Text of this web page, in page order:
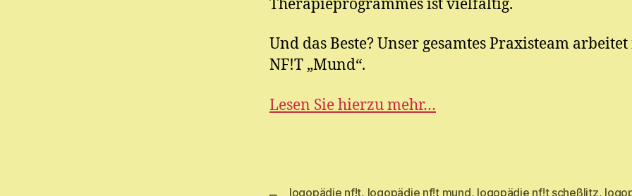
Therapieprogrammes ist vielfältig.
Und das Beste? Unser gesamtes Praxisteam
NF!T „Mund“.
Lesen Sie hierzu mehr…
logopädie nf!t, logopädie nf!t mund, logopädie nf!t scheßlitz,